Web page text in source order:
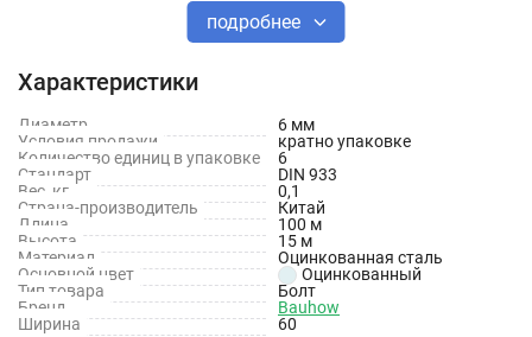
Тип резьбы: Полная
Форма головки: Шестигранная
Материал: Оцинкованная сталь
подробнее
Характеристики
Диаметр
6 мм
Условия продажи
кратно упаковке
Количество единиц в упаковке
6
Стандарт
DIN 933
Вес, кг
0,1
Страна-производитель
Китай
Длина
100 м
Высота
15 м
Материал
Оцинкованная сталь
Основной цвет
Оцинкованный
Тип товара
Болт
Бренд
Bauhow
Ширина
60